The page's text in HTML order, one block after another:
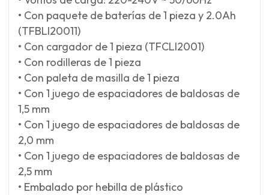
• Con paquete de baterías de 1 pieza y 2.0Ah
(TFBLI20011)
• Con cargador de 1 pieza (TFCLI2001)
• Con rodilleras de 1 pieza
• Con paleta de masilla de 1 pieza
• Con 1 juego de espaciadores de baldosas de
1,5 mm
• Con 1 juego de espaciadores de baldosas de
2,0 mm
• Con 1 juego de espaciadores de baldosas de
2,5 mm
• Embalado por hebilla de plástico